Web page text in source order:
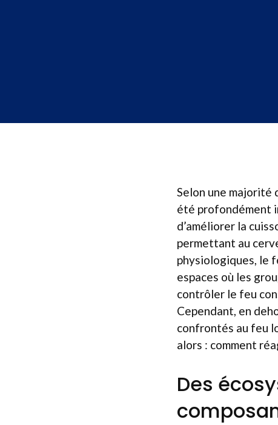
Selon une majorité
été profondément
d’améliorer la
permettant au
physiologiques, le
espaces où les
contrôler le feu
Cependant, en
confrontés au feu
alors : comment
Des